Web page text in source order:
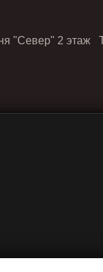
"Север" 2 этаж